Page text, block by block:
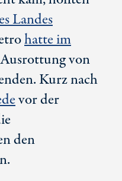
Landes
hatte im
von
Kurz nach
vor der
den